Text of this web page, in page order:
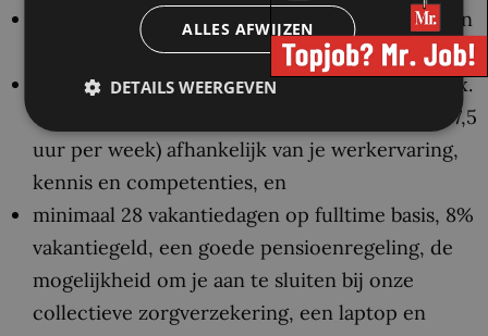
een arbeidsovereenkomst voor de duur van één
jaar met uitzicht op een vast dienstverband;
een zeer goed salaris van min. € 2.896,- en max.
€ 4.386,- bruto per maand op fulltime basis (37,5
uur per week) afhankelijk van je werkervaring,
kennis en competenties, en
minimaal 28 vakantiedagen op fulltime basis, 8%
vakantiegeld, een goede pensioenregeling, de
mogelijkheid om je aan te sluiten bij onze
collectieve zorgverzekering, een laptop en
ALLES AFWIJZEN
DETAILS WEERGEVEN